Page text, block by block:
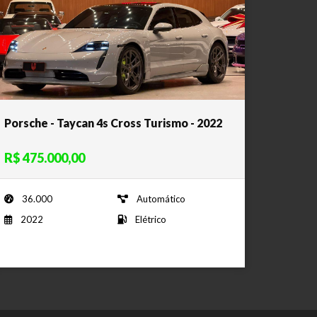
Porsche - Taycan 4s Cross Turismo - 2022
R$ 475.000,00
36.000
Automático
2022
Elétrico